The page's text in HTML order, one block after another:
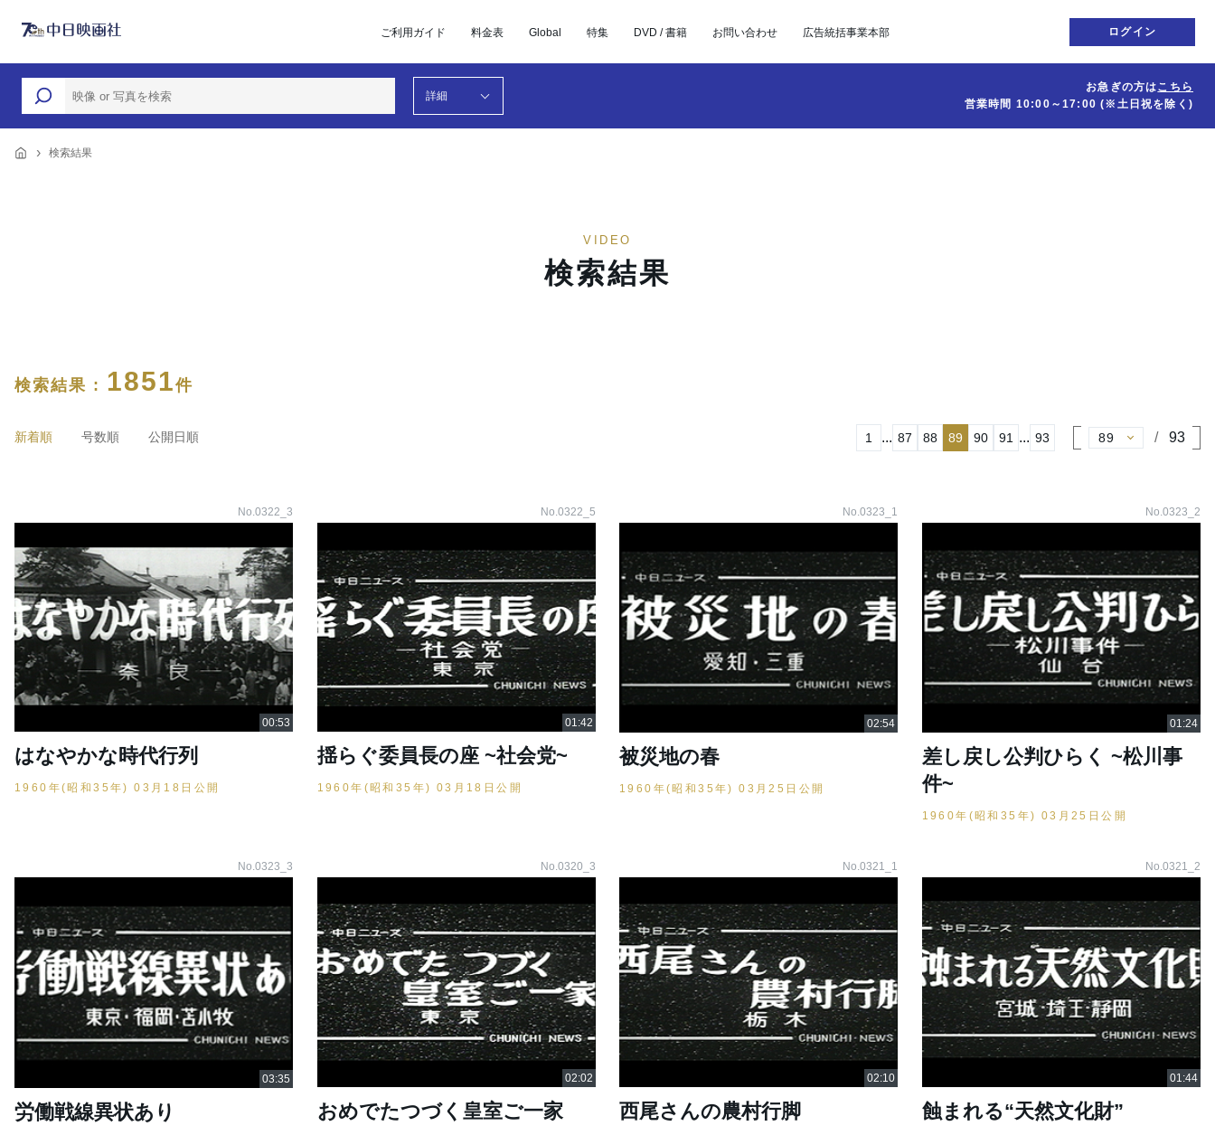
ご利用ガイド 料金表 Global 特集 DVD / 書籍 お問い合わせ 広告統括事業本部 ログイン
詳細
お急ぎの方はこちら
営業時間 10:00～17:00(※土日祝を除く)
検索結果
VIDEO
検索結果
検索結果 : 1851件
新着順 号数順 公開日順 1 ... 87 88 89 90 91 ... 93 93
No.0322_3
はなやかな時代行列
1960年(昭和35年) 03月18日公開
No.0322_5
揺らぐ委員長の座 ~社会党~
1960年(昭和35年) 03月18日公開
No.0323_1
被災地の春
1960年(昭和35年) 03月25日公開
No.0323_2
差し戻し公判ひらく ~松川事
件~
1960年(昭和35年) 03月25日公開
No.0323_3
労働戦線異状あり
No.0320_3
おめでたつづく皇室ご一家
No.0321_1
西尾さんの農村行脚
No.0321_2
蝕まれる“天然文化財”